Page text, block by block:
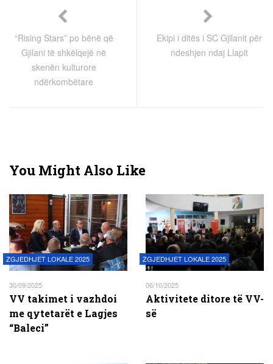
“Rising Stars” po bënë që
Gjilani të shkëlqejë në
skenën kulturore
ndërkombëtare
Ekipi i ditës i SC Gjilanit për
ndeshjen ndaj Llapit
You Might Also Like
ZGJEDHJET LOKALE 2025
30/09/2025
VV takimet i vazhdoi
me qytetarët e Lagjes
“Baleci”
ZGJEDHJET LOKALE 2025
06/10/2025
Aktivitete ditore të VV-
së